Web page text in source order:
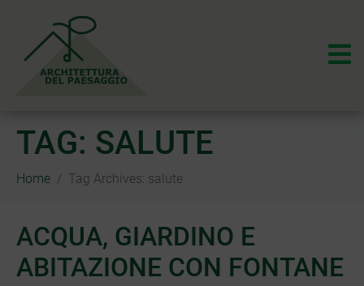
TAG: SALUTE
Home Tag Archives: salute
ACQUA, GIARDINO E
ABITAZIONE CON FONTANE